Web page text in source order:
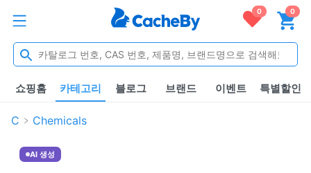
0 0
쇼핑홈 카테고리 블로그 브랜드 이벤트 특별할인
C Chemicals
AI 생성